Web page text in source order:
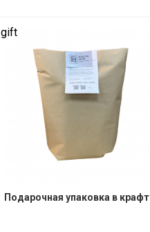
gift
Подарочная упаковка в крафт